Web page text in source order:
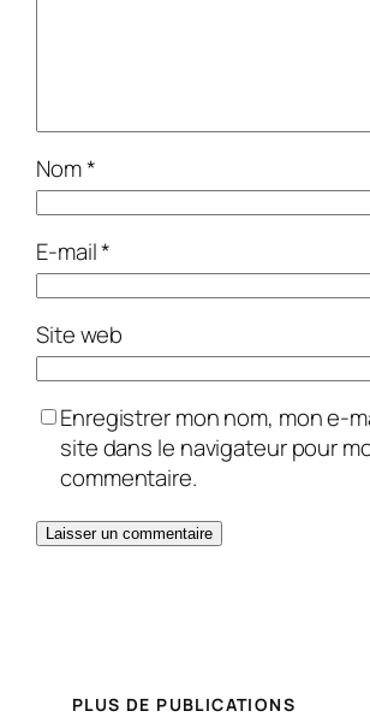
Nom*
E-mail*
Site web
Enregistrer mon nom, mon e-
site dans le navigateur pour
commentaire.
PLUS DE PUBLICATIONS